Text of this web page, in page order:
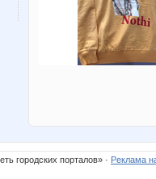
городских порталов» · Реклама